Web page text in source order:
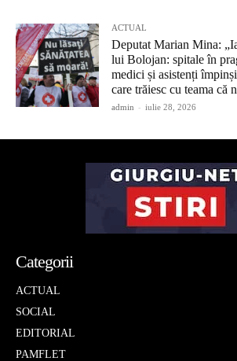
ACTUAL
Deputat Marian Mina:
lui Bolojan: spitale în
medici și asistenți
care trăiesc cu teama că
admin - iulie 28, 2026
Categorii
ACTUAL
SOCIAL
EDITORIAL
PAMFLET